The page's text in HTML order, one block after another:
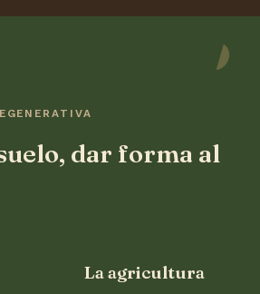
dar forma al
La agricultura